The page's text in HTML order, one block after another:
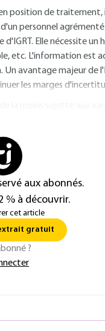
position de traitement,
personnel
Elle nécessite
etc. L'information est
avantage majeur de
les marges
aux abonnés.
% à découvrir.
cet article
gratuit
?